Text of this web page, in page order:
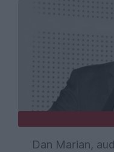
Dan Marian,